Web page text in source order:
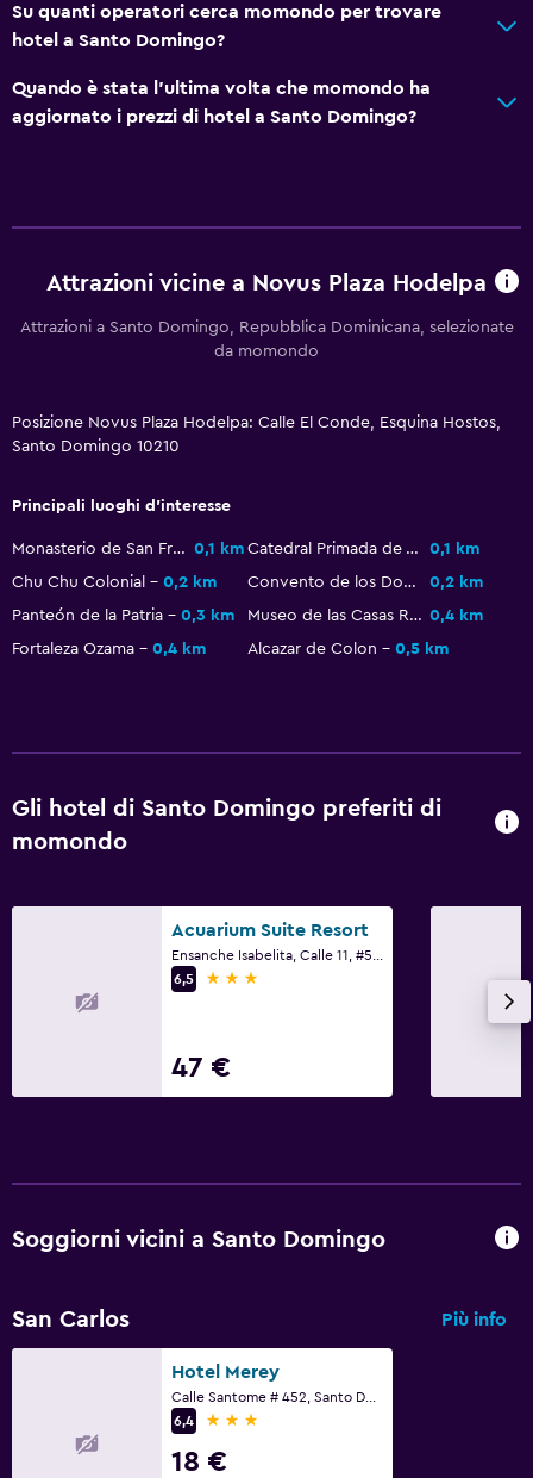
Finestra
Vista su luogo di interesse
Doccia
Asciugacapelli
Letti extra-lunghi (> 2 metri)
Presa elettrica vicino al letto
Barra appendiabiti
Guardaroba o armadio
Navetta aeroporto (supplemento)
Servizio navetta (a pagamento)
Servizio lavanderia
Ferro e asse da stiro
Scrivania
Su quanti operatori cerca momondo per trovare
hotel a Santo Domingo?
Quando è stata l'ultima volta che momondo ha
aggiornato i prezzi di hotel a Santo Domingo?
Attrazioni vicine a Novus Plaza Hodelpa
Attrazioni a Santo Domingo, Repubblica Dominicana, selezionate
da momondo
Posizione Novus Plaza Hodelpa: Calle El Conde, Esquina Hostos,
Santo Domingo 10210
Principali luoghi d'interesse
Monasterio de San Francisco 0,1 km Catedral Primada de América
0,1 km
Chu Chu Colonial
0,2 km Convento de los Dominicos
0,2 km
Panteón de la Patria
0,3 km Museo de las Casas Reales 0,4 km
Fortaleza Ozama
0,4 km Alcazar de Colon 0,5 km
Gli hotel di Santo Domingo preferiti di
momondo
Acuarium Suite Resort
6,5
3 stelle
47 €
Soggiorni vicini a Santo Domingo
San Carlos Più info
Hotel Merey
6,4
3 stelle
18 €